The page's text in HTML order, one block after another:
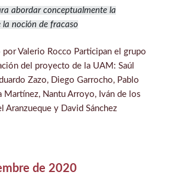
abordar conceptualmente la
la noción de fracaso
Valerio Rocco Participan el grupo
del proyecto de la UAM: Saúl
Zazo, Diego Garrocho, Pablo
Martínez, Nantu Arroyo, Iván de los
Aranzueque y David Sánchez
de 2020